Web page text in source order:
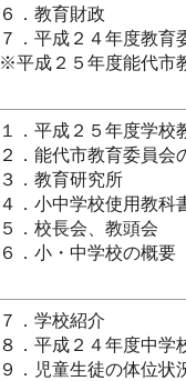
６．教育財政
７．平成２４年度教育
※平成２５年度能代市
１．平成２５年度学校
２．能代市教育委員会
３．教育研究所
４．小中学校使用教科
５．校長会、教頭会
６．小・中学校の概要
７．学校紹介
８．平成２４年度中学
９．児童生徒の体位